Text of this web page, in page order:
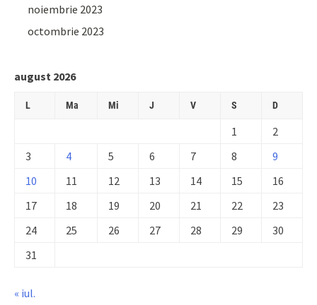
noiembrie 2023
octombrie 2023
august 2026
L Ma Mi J V S D
1
2
3
4 5 6 7 8
9
10
11 12 13 14 15
16
17
18 19 20 21 22
23
24
25 26 27 28 29
30
31
« iul.